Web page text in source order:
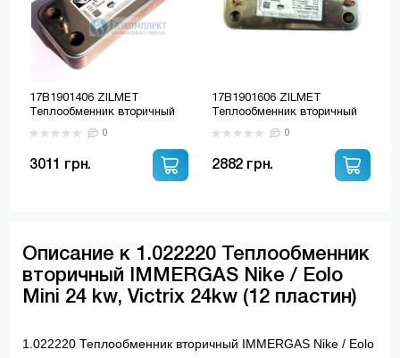
17B1901406 ZILMET
Теплообменник вторичный
IMMERGAS Nike / Eolo Mini
24 kw, JUNKERS, TERMET,
TEPLOWEST (1.022220;
7828745; 8705406264)
0
3011 грн.
17B1901606 ZILMET
Теплообменник вторичный
IMMERGAS Nike / Eolo Mini
28 kw, JUNKERS, TERMET,
TEPLOWEST (16 пластин)
(1.022220; 7828745;
0
2882 грн.
Описание к 1.022220 Теплообменник
вторичный IMMERGAS Nike / Eolo
Mini 24 kw, Victrix 24kw (12 пластин)
1.022220 Теплообменник вторичный IMMERGAS Nike / Eolo